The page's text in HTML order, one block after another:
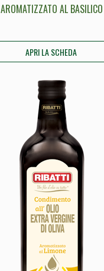
AROMATIZZATO AL BASILICO
APRI LA SCHEDA